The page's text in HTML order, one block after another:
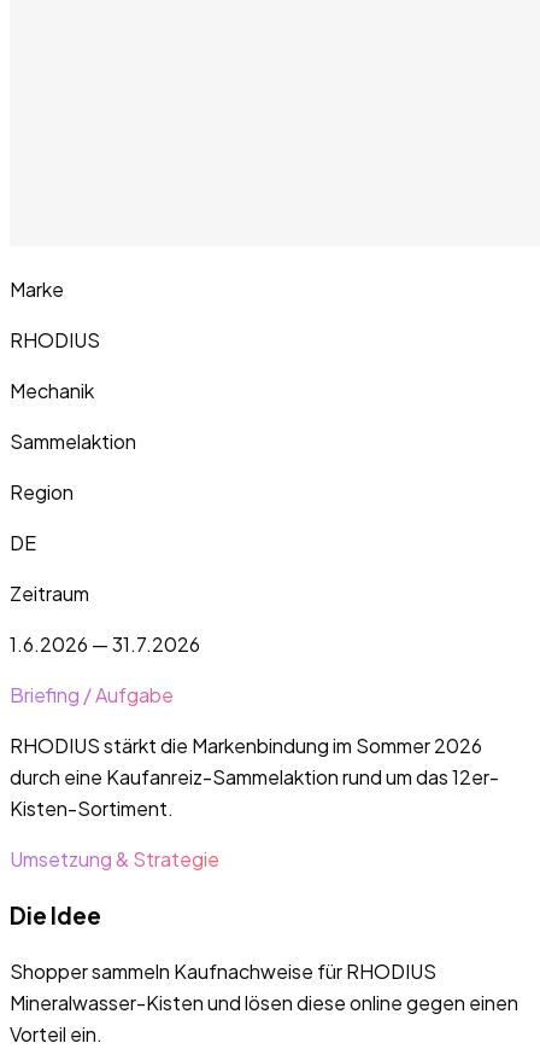
Marke
RHODIUS
Mechanik
Sammelaktion
Region
DE
Zeitraum
1.6.2026 — 31.7.2026
Briefing / Aufgabe
RHODIUS stärkt die Markenbindung im Sommer 2026
durch eine Kaufanreiz-Sammelaktion rund um das 12er-
Kisten-Sortiment.
Umsetzung & Strategie
Die Idee
Shopper sammeln Kaufnachweise für RHODIUS
Mineralwasser-Kisten und lösen diese online gegen einen
Vorteil ein.